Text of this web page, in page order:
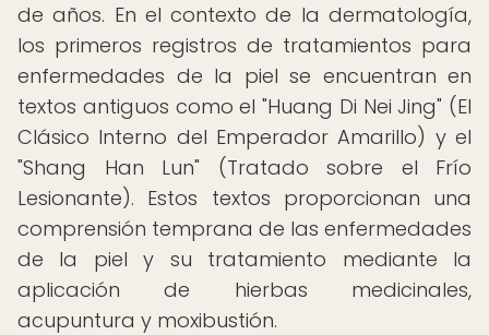
de años. En el contexto de la dermatología,
los primeros registros de tratamientos para
enfermedades de la piel se encuentran en
textos antiguos como el "Huang Di Nei Jing" (El
Clásico Interno del Emperador Amarillo) y el
"Shang Han Lun" (Tratado sobre el Frío
Lesionante). Estos textos proporcionan una
comprensión temprana de las enfermedades
de la piel y su tratamiento mediante la
aplicación de hierbas medicinales,
acupuntura y moxibustión.